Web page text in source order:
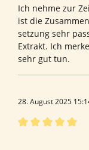
Ich nehme zur
ist die
setzung sehr
Extrakt. Ich
sehr gut tun.
28. August 2025